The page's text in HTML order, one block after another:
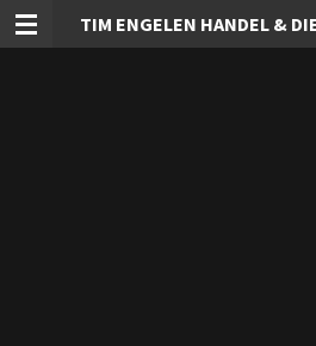
Ga
direct
TIM ENGELEN HANDEL &